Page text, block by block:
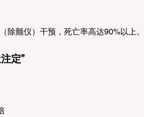
除颤仪）干预，死亡率高达90%以上。
定”